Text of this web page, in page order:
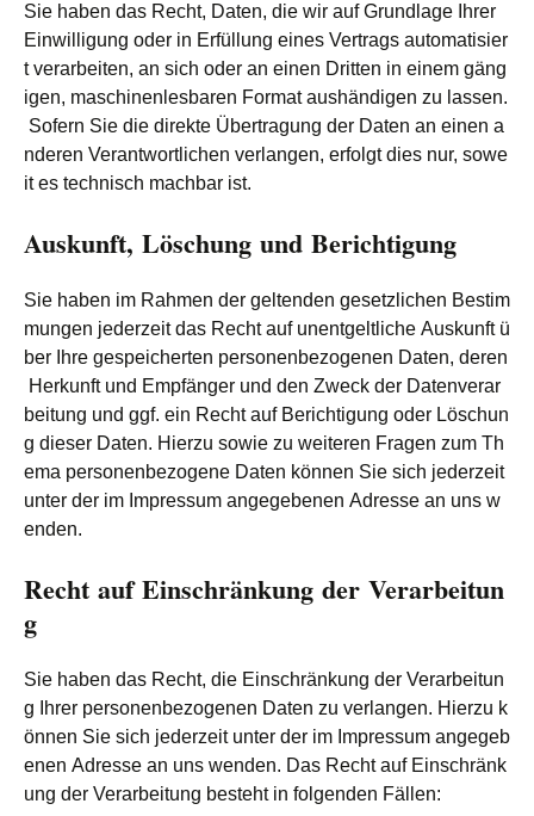
Sie haben das Recht, Daten, die wir auf Grundlage Ihrer
Einwilligung oder in Erfüllung eines Vertrags automatisier
t verarbeiten, an sich oder an einen Dritten in einem gäng
igen, maschinenlesbaren Format aushändigen zu lassen.
Sofern Sie die direkte Übertragung der Daten an einen a
nderen Verantwortlichen verlangen, erfolgt dies nur, sowe
it es technisch machbar ist.
Auskunft, Löschung und Berichtigung
Sie haben im Rahmen der geltenden gesetzlichen Bestim
mungen jederzeit das Recht auf unentgeltliche Auskunft ü
ber Ihre gespeicherten personenbezogenen Daten, deren
Herkunft und Empfänger und den Zweck der Datenverar
beitung und ggf. ein Recht auf Berichtigung oder Löschun
g dieser Daten. Hierzu sowie zu weiteren Fragen zum Th
ema personenbezogene Daten können Sie sich jederzeit
unter der im Impressum angegebenen Adresse an uns w
enden.
Recht auf Einschränkung der Verarbeitun
g
Sie haben das Recht, die Einschränkung der Verarbeitun
g Ihrer personenbezogenen Daten zu verlangen. Hierzu k
önnen Sie sich jederzeit unter der im Impressum angegeb
enen Adresse an uns wenden. Das Recht auf Einschränk
ung der Verarbeitung besteht in folgenden Fällen: